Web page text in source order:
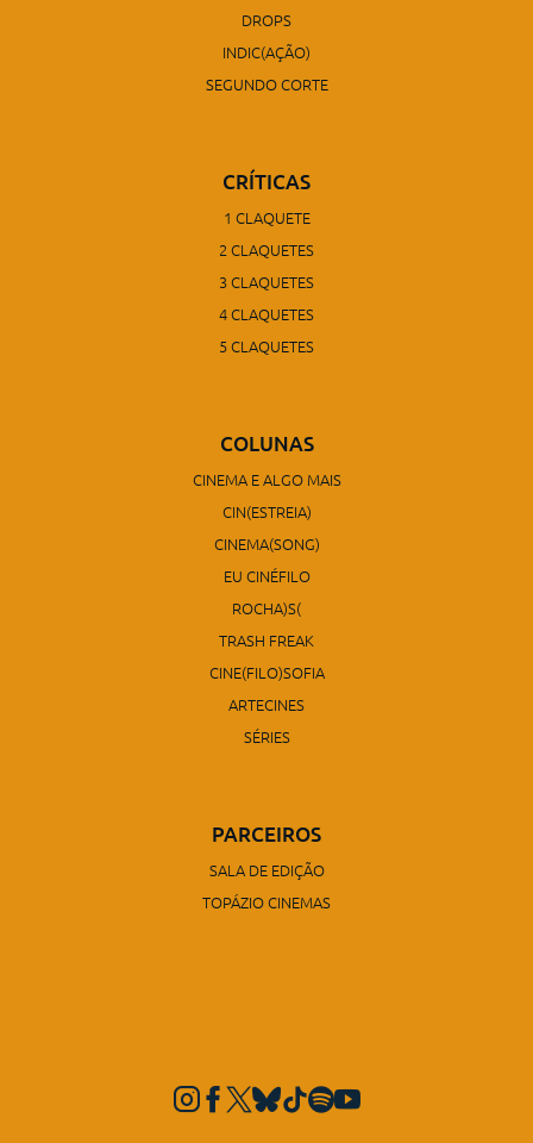
DROPS
INDIC(AÇÃO)
SEGUNDO CORTE
CRÍTICAS
1 CLAQUETE
2 CLAQUETES
3 CLAQUETES
4 CLAQUETES
5 CLAQUETES
COLUNAS
CINEMA E ALGO MAIS
CIN(ESTREIA)
CINEMA(SONG)
EU CINÉFILO
ROCHA)S(
TRASH FREAK
CINE(FILO)SOFIA
ARTECINES
SÉRIES
PARCEIROS
SALA DE EDIÇÃO
TOPÁZIO CINEMAS